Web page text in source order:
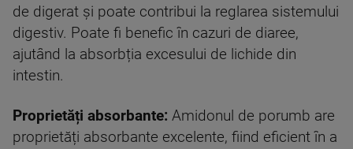
de digerat și poate contribui la reglarea sistemului
digestiv. Poate fi benefic în cazuri de diaree,
ajutând la absorbția excesului de lichide din
intestin.
Proprietăți absorbante: Amidonul de porumb are
proprietăți absorbante excelente, fiind eficient în a